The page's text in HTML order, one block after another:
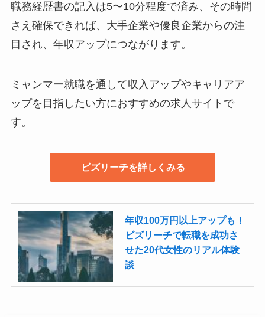
職務経歴書の記入は5〜10分程度で済み、その時間
さえ確保できれば、大手企業や優良企業からの注
目され、年収アップにつながります。
ミャンマー就職を通して収入アップやキャリアア
ップを目指したい方におすすめの求人サイトで
す。
ビズリーチを詳しくみる
年収100万円以上アップも！
ビズリーチで転職を成功さ
せた20代女性のリアル体験
談